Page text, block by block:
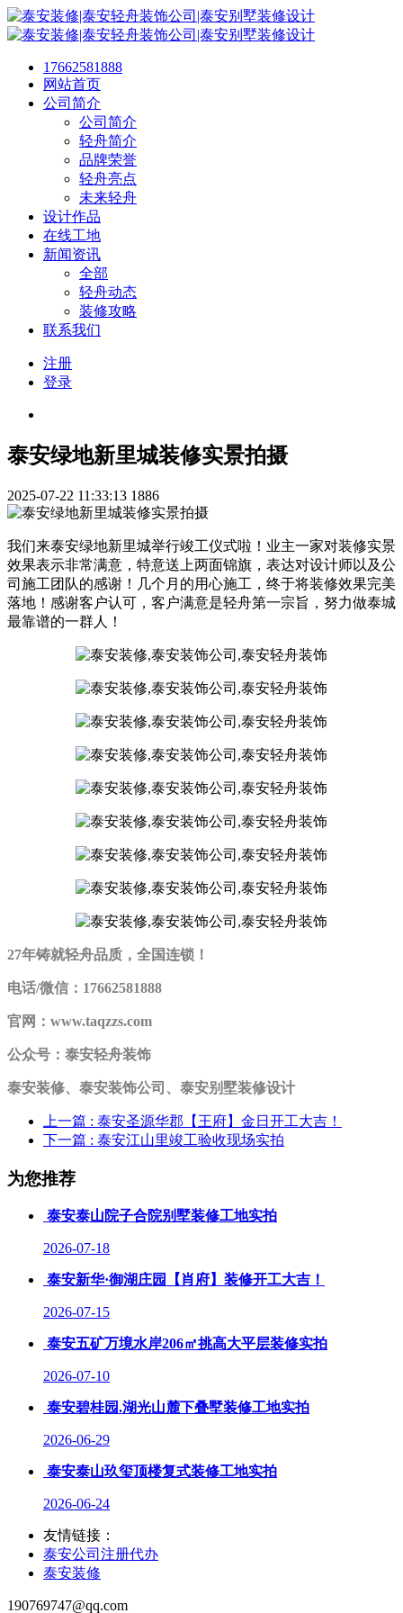
17662581888
网站首页
公司简介
公司简介
轻舟简介
品牌荣誉
轻舟亮点
未来轻舟
设计作品
在线工地
新闻资讯
全部
轻舟动态
装修攻略
联系我们
注册
登录
泰安绿地新里城装修实景拍摄
2025-07-22 11:33:13 1886
我们来泰安绿地新里城举行竣工仪式啦！业主一家对装修实景
效果表示非常满意，特意送上两面锦旗，表达对设计师以及公
司施工团队的感谢！几个月的用心施工，终于将装修效果完美
落地！感谢客户认可，客户满意是轻舟第一宗旨，努力做泰城
最靠谱的一群人！
27年铸就轻舟品质，全国连锁！
电话/微信：17662581888
官网：www.taqzzs.com
公众号：泰安轻舟装饰
泰安装修、泰安装饰公司、泰安别墅装修设计
上一篇 : 泰安圣源华郡【王府】金日开工大吉！
下一篇 : 泰安江山里竣工验收现场实拍
为您推荐
泰安泰山院子合院别墅装修工地实拍
2026-07-18
泰安新华·御湖庄园【肖府】装修开工大吉！
2026-07-15
泰安五矿万境水岸206㎡挑高大平层装修实拍
2026-07-10
泰安碧桂园.湖光山麓下叠墅装修工地实拍
2026-06-29
泰安泰山玖玺顶楼复式装修工地实拍
2026-06-24
友情链接：
泰安公司注册代办
泰安装修
190769747@qq.com